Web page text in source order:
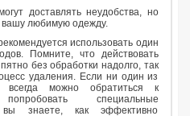
доставлять неудобства, но
вашу любимую одежду.
использовать один
Помните, что действовать
без обработки надолго, так
удаления. Если ни один из
можно обратиться к
специальные
вы знаете, как эффективно